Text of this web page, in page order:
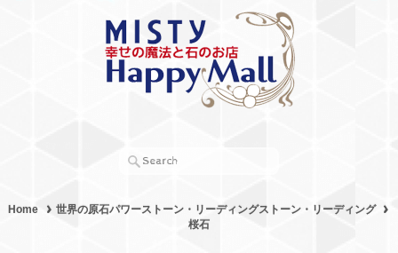
Home
世界の原石パワーストーン・リーディングストーン・リーディング
桜石